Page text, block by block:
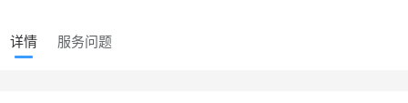
详情 服务问题